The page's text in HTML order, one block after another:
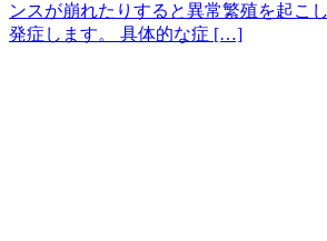
ンスが崩れたりすると異常繁殖を起こ
発症します。 具体的な症 […]